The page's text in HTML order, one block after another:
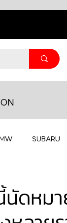
SUBARU
HONDA
นัดหม